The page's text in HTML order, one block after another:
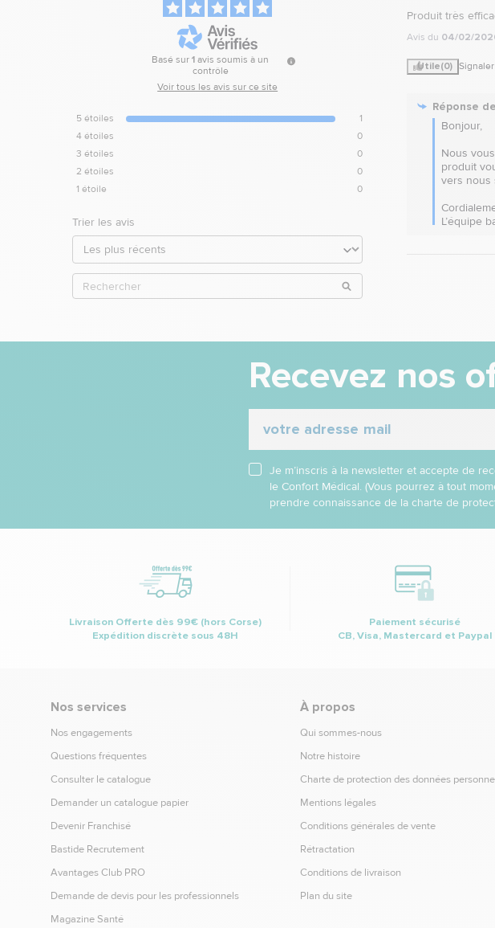
Basé sur1 avis soumis à un
contrôle
Voir tous les avis sur ce site
5 étoiles
1
4 étoiles
0
3 étoiles
0
2 étoiles
0
1 étoile 0
Trier les avis
Produit très
Avis du 04/02/
Utile(0) Signaler
Réponse de
Bonjour,
Nous
produit
vers nous
L’équipe
Recevez nos
Je m’inscris à la newsletter et accepte de
le Confort Médical. (Vous pourrez à tout
prendre connaissance de la charte de
Livraison Offerte dès 99€ (hors Corse)
Expédition discrète sous 48H
Paiement sécurisé
CB, Visa, Mastercard et Paypal
Nos services
Nos engagements
Questions fréquentes
Consulter le catalogue
Demander un catalogue papier
Devenir Franchisé
Bastide Recrutement
Avantages Club PRO
Demande de devis pour les professionnels
Magazine Santé
À propos
Qui sommes-nous
Notre histoire
Charte de protection des données
Mentions légales
Conditions générales de vente
Rétractation
Conditions de livraison
Plan du site